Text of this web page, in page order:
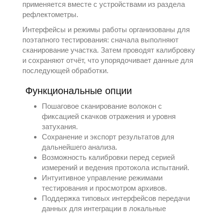
применяется вместе с устройствами из раздела
рефлектометры.
Интерфейсы и режимы работы организованы для
поэтапного тестирования: сначала выполняют
сканирование участка. Затем проводят калибровку
и сохраняют отчёт, что упорядочивает данные для
последующей обработки.
Функциональные опции
Пошаговое сканирование волокон с
фиксацией скачков отражения и уровня
затухания.
Сохранение и экспорт результатов для
дальнейшего анализа.
Возможность калибровки перед серией
измерений и ведения протокола испытаний.
Интуитивное управление режимами
тестирования и просмотром архивов.
Поддержка типовых интерфейсов передачи
данных для интеграции в локальные